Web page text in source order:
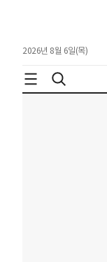
2026년 8월 6일(목)